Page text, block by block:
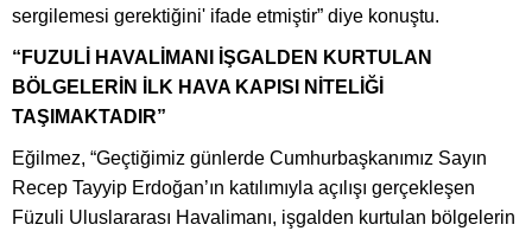
sergilemesi gerektiğini' ifade etmiştir” diye konuştu.
“FUZULİ HAVALİMANI İŞGALDEN KURTULAN
BÖLGELERİN İLK HAVA KAPISI NİTELİĞİ
TAŞIMAKTADIR”
Eğilmez, “Geçtiğimiz günlerde Cumhurbaşkanımız Sayın
Recep Tayyip Erdoğan’ın katılımıyla açılışı gerçekleşen
Füzuli Uluslararası Havalimanı, işgalden kurtulan bölgelerin